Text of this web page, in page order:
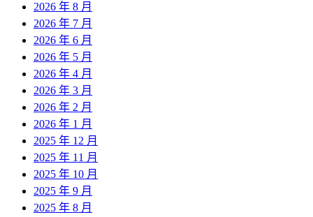
2026 年 8 月
2026 年 7 月
2026 年 6 月
2026 年 5 月
2026 年 4 月
2026 年 3 月
2026 年 2 月
2026 年 1 月
2025 年 12 月
2025 年 11 月
2025 年 10 月
2025 年 9 月
2025 年 8 月